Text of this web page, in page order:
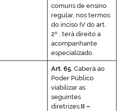
comuns de ensino
regular, nos termos
do inciso IV do art.
2º , terá direito a
acompanhante
especializado.
Art. 65. Caberá ao
Poder Público
viabilizar as
seguintes
diretrizes:II –